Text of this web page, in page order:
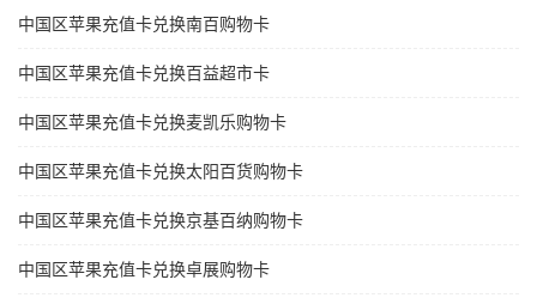
中国区苹果充值卡兑换南百购物卡
中国区苹果充值卡兑换百益超市卡
中国区苹果充值卡兑换麦凯乐购物卡
中国区苹果充值卡兑换太阳百货购物卡
中国区苹果充值卡兑换京基百纳购物卡
中国区苹果充值卡兑换卓展购物卡